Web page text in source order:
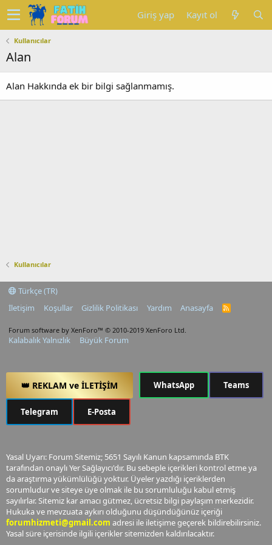
Giriş yap Kayıt ol
Kullanıcılar
Alan
Alan Hakkında ek bir bilgi sağlanmamış.
Kullanıcılar
Türkçe (TR)
İletişim
Koşullar Gizlilik Politikası Yardım Anasayfa
R
Forum software by XenForo™ © 2010-2019 XenForo Ltd.
Kalabalık Yalnızlık Büyük Forum
👑 REKLAM ve İLETİŞİM WhatsApp Teams
Telegram E-Posta
Yasal Uyarı: Forum Sitemiz; 5651 Sayılı Kanun kapsamında BTK
tarafından onaylı Yer Sağlayıcı'dır. Bu sebeple içerikleri kontrol etme ya
da araştırma yükümlülüğü yoktur. Üyeler yazdığı içeriklerden
sorumludur ve siteye üye olmak ile bu sorumluluğu kabul etmiş
sayılırlar. Sitemiz kar amacı gütmez, ücretsiz bilgi paylaşım merkezidir.
Hukuka ve mevzuata aykırı olduğunu düşündüğünüz içeriği
forumhizmeti@gmail.com adresi ile iletişime geçerek bildirebilirsiniz.
Yasal süre içerisinde ilgili içerikler sitemizden kaldırılacaktır.